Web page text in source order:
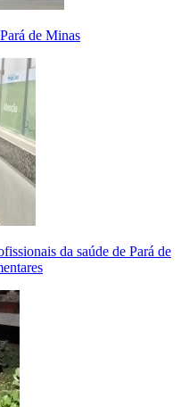
de Minas
da saúde de Pará de